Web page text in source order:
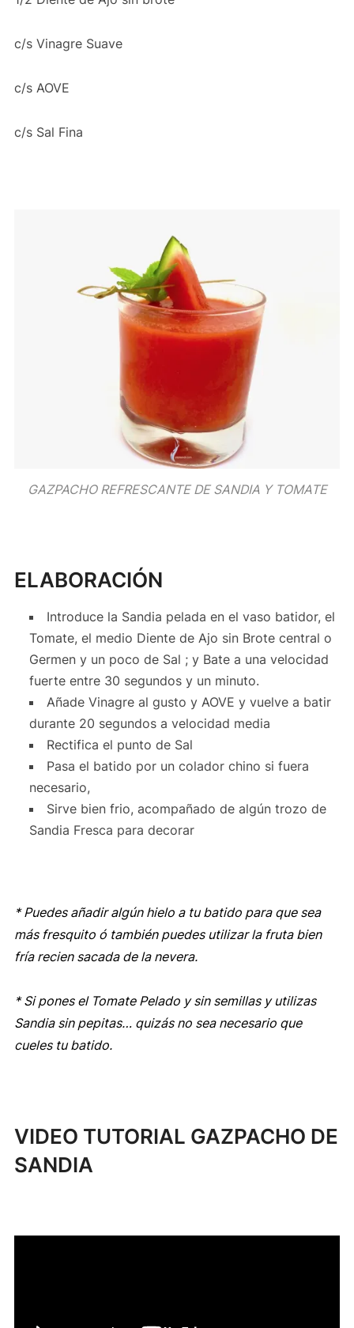
c/s Vinagre Suave
c/s AOVE
c/s Sal Fina
GAZPACHO REFRESCANTE DE SANDIA Y TOMATE
ELABORACIÓN
Introduce la Sandia pelada en el vaso batidor, el
Tomate, el medio Diente de Ajo sin Brote central o
Germen y un poco de Sal ; y Bate a una velocidad
fuerte entre 30 segundos y un minuto.
Añade Vinagre al gusto y AOVE y vuelve a batir
durante 20 segundos a velocidad media
Rectifica el punto de Sal
Pasa el batido por un colador chino si fuera
necesario,
Sirve bien frio, acompañado de algún trozo de
Sandia Fresca para decorar
* Puedes añadir algún hielo a tu batido para que sea
más fresquito ó también puedes utilizar la fruta bien
fría recien sacada de la nevera.
* Si pones el Tomate Pelado y sin semillas y utilizas
Sandia sin pepitas… quizás no sea necesario que
cueles tu batido.
VIDEO TUTORIAL GAZPACHO DE
SANDIA